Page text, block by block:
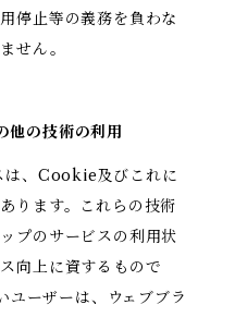
停止等の義務を負わな
せん。
の技術の利用
は、Cookie及びこれに
ります。これらの技術
プのサービスの利用状
向上に資するもので
ーザーは、ウェブブラ